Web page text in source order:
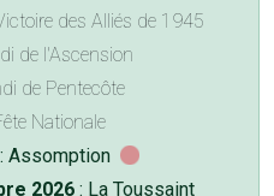
des Alliés de 1945
de l'Ascension
de Pentecôte
Nationale
: Assomption
2026 : La Toussaint